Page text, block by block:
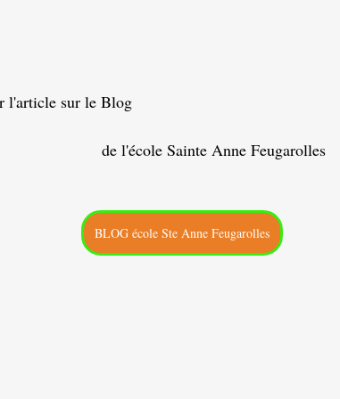
l'article sur le Blog
de l'école Sainte Anne Feugarolles
BLOG école Ste Anne Feugarolles